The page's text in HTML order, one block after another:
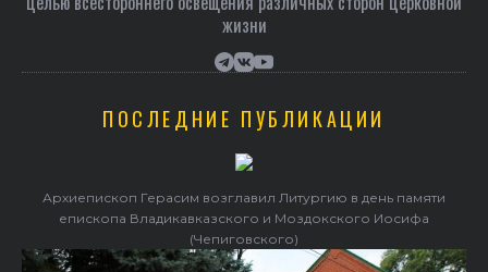
жизни
ПОСЛЕДНИЕ ПУБЛИКАЦИИ
Архиепископ Герасим возглавил Литургию в день памяти
епископа Владикавказского и Моздокского Иосифа
(Чепиговского)